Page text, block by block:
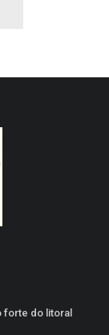
forte do litoral